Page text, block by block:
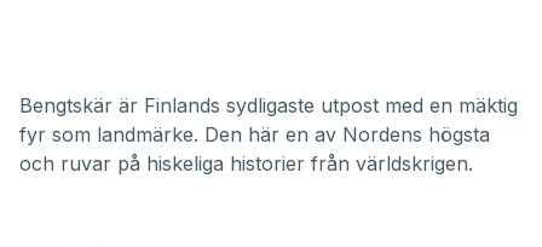
Bengtskär är Finlands sydligaste utpost med en mäktig
fyr som landmärke. Den här en av Nordens högsta
och ruvar på hiskeliga historier från världskrigen.